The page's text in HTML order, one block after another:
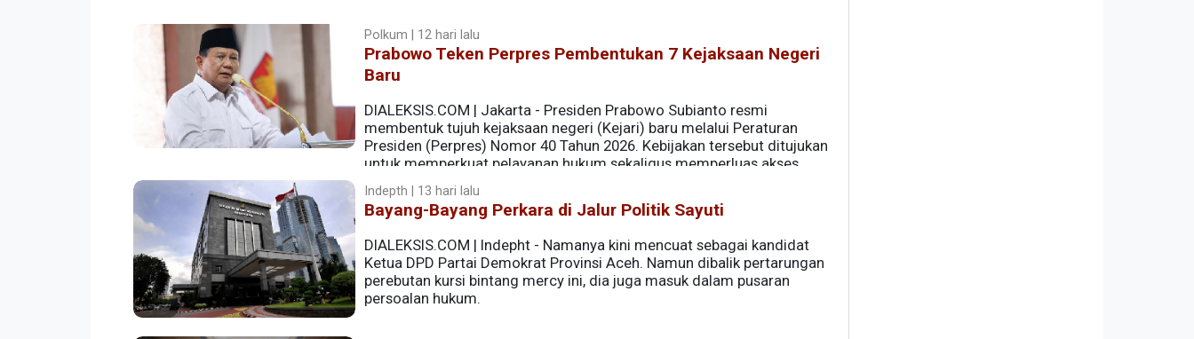
Polkum | 12 hari lalu
Prabowo Teken Perpres Pembentukan 7 Kejaksaan Negeri
Baru
DIALEKSIS.COM | Jakarta - Presiden Prabowo Subianto resmi
membentuk tujuh kejaksaan negeri (Kejari) baru melalui Peraturan
Presiden (Perpres) Nomor 40 Tahun 2026. Kebijakan tersebut ditujukan
untuk memperkuat pelayanan hukum sekaligus memperluas akses
penegakan hukum bagi masyarakat di sejumlah daerah.
Indepth | 13 hari lalu
Bayang-Bayang Perkara di Jalur Politik Sayuti
DIALEKSIS.COM | Indepht - Namanya kini mencuat sebagai kandidat
Ketua DPD Partai Demokrat Provinsi Aceh. Namun dibalik pertarungan
perebutan kursi bintang mercy ini, dia juga masuk dalam pusaran
persoalan hukum.